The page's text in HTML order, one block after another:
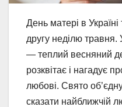
День матері в
другу неділю травня.
— теплий весняний
розквітає і нагадує
любові. Свято
сказати найближчій